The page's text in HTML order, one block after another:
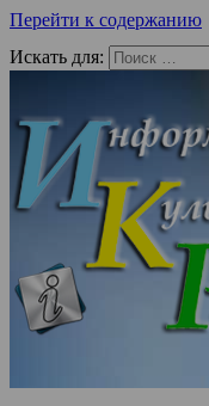
Перейти к содержанию
Искать для: